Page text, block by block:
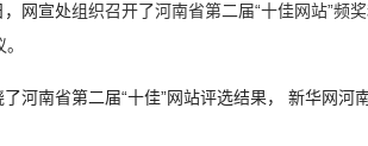
网宣处组织召开了河南省第二届“十佳网站”频
了河南省第二届“十佳”网站评选结果，
新华网河